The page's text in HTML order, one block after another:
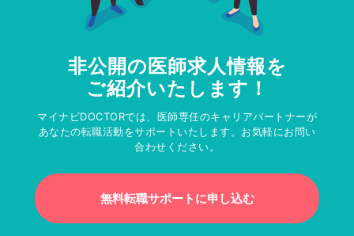
非公開の医師求人情報を
ご紹介いたします！
マイナビDOCTORでは、医師専任のキャリアパートナーが
あなたの転職活動をサポートいたします。お気軽にお問い
合わせください。
無料転職サポートに申し込む